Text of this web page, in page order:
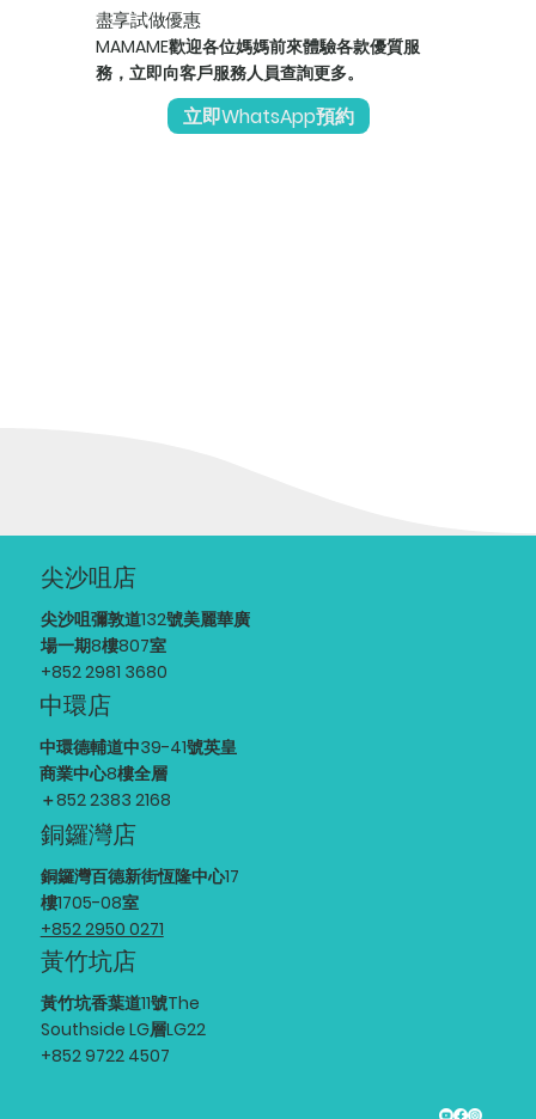
盡享​試做優惠
MAMAME歡迎各位媽媽前來體驗各款優質服
務，立即向客戶服務人員查詢更多。
立即WhatsApp預約
尖沙咀店
尖沙咀彌敦道132號美麗華廣
場一期8樓807室
+852 2981 3680
中環店
中環德輔道中39-41號英皇
商業中心8樓全層
​＋852 2383 2168
銅鑼灣店
銅鑼灣百德新街恆隆中心17
樓1705-08室
+852 2950 0271
黃竹坑店
黃竹坑香葉道11號The
Southside LG層LG22
+852 9722 4507